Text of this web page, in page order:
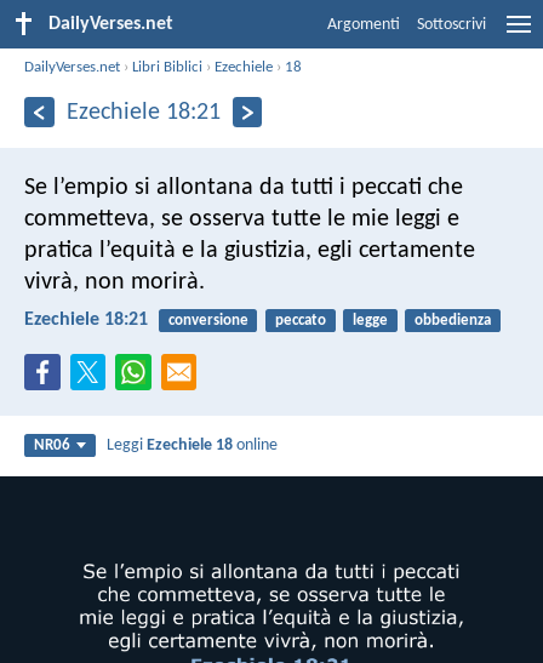
DailyVerses.net Argomenti Sottoscrivi
DailyVerses.net ›Libri Biblici › Ezechiele › 18
Ezechiele 18:21
Se l’empio si allontana da tutti i peccati che
commetteva, se osserva tutte le mie leggi e
pratica l’equità e la giustizia, egli certamente
vivrà, non morirà.
Ezechiele 18:21 conversione peccato legge obbedienza
NR06 LeggiEzechiele 18 online